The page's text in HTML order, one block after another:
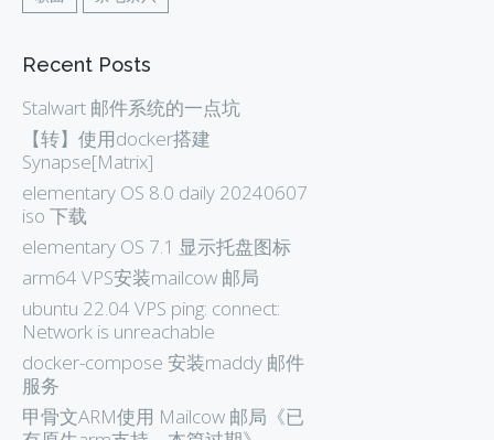
Recent Posts
Stalwart 邮件系统的一点坑
【转】使用docker搭建
Synapse[Matrix]
elementary OS 8.0 daily 20240607
iso 下载
elementary OS 7.1 显示托盘图标
arm64 VPS安装mailcow 邮局
ubuntu 22.04 VPS ping: connect:
Network is unreachable
docker-compose 安装maddy 邮件
服务
甲骨文ARM使用 Mailcow 邮局《已